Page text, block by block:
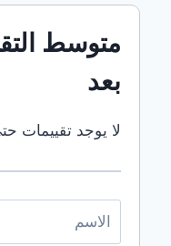
بالمدينة
شراء
إظهار
متوسط
بعد
لا يوجد تقييمات